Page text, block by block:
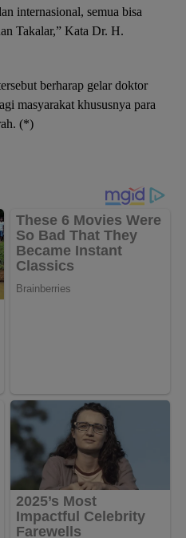
internasional, semua bisa
Takalar,” Kata Dr. H.
berharap gelar doktor
masyarakat khususnya para
(*)